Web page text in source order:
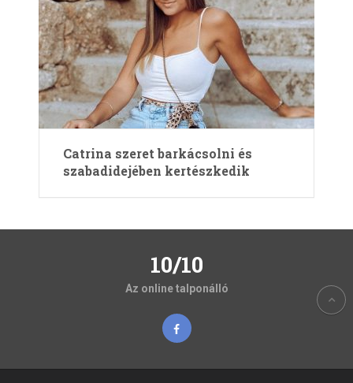
Catrina szeret barkácsolni és
szabadidejében kertészkedik
10/10
Az online talponálló